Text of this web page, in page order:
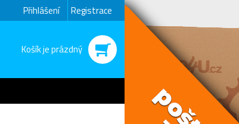
Přihlášení Registrace
Košík je prázdný